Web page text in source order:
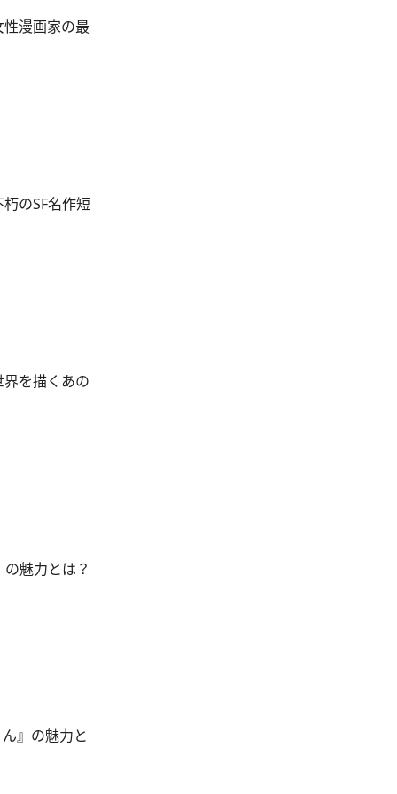
性漫画家の最
のSF名作短
界を描くあの
魅力とは？
』の魅力と